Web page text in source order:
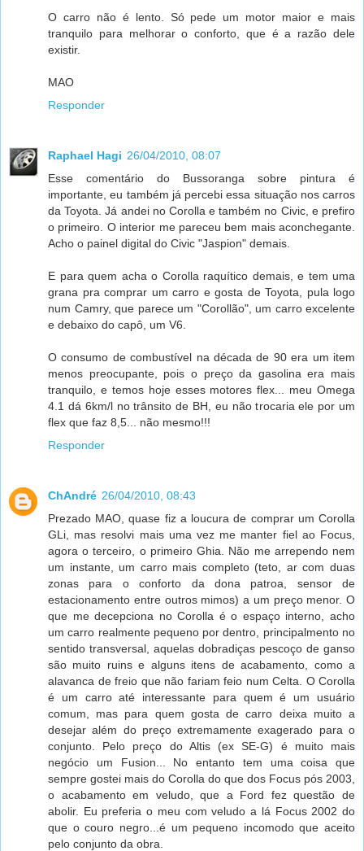
O carro não é lento. Só pede um motor maior e mais
tranquilo para melhorar o conforto, que é a razão dele
existir.
MAO
Responder
Raphael Hagi 26/04/2010, 08:07
Esse comentário do Bussoranga sobre pintura é
importante, eu também já percebi essa situação nos carros
da Toyota. Já andei no Corolla e também no Civic, e prefiro
o primeiro. O interior me pareceu bem mais aconchegante.
Acho o painel digital do Civic "Jaspion" demais.
E para quem acha o Corolla raquítico demais, e tem uma
grana pra comprar um carro e gosta de Toyota, pula logo
num Camry, que parece um "Corollão", um carro excelente
e debaixo do capô, um V6.
O consumo de combustível na década de 90 era um item
menos preocupante, pois o preço da gasolina era mais
tranquilo, e temos hoje esses motores flex... meu Omega
4.1 dá 6km/l no trânsito de BH, eu não trocaria ele por um
flex que faz 8,5... não mesmo!!!
Responder
ChAndré 26/04/2010, 08:43
Prezado MAO, quase fiz a loucura de comprar um Corolla
GLi, mas resolvi mais uma vez me manter fiel ao Focus,
agora o terceiro, o primeiro Ghia. Não me arrependo nem
um instante, um carro mais completo (teto, ar com duas
zonas para o conforto da dona patroa, sensor de
estacionamento entre outros mimos) a um preço menor. O
que me decepciona no Corolla é o espaço interno, acho
um carro realmente pequeno por dentro, principalmento no
sentido transversal, aquelas dobradiças pescoço de ganso
são muito ruins e alguns itens de acabamento, como a
alavanca de freio que não fariam feio num Celta. O Corolla
é um carro até interessante para quem é um usuário
comum, mas para quem gosta de carro deixa muito a
desejar além do preço extremamente exagerado para o
conjunto. Pelo preço do Altis (ex SE-G) é muito mais
negócio um Fusion... No entanto tem uma coisa que
sempre gostei mais do Corolla do que dos Focus pós 2003,
o acabamento em veludo, que a Ford fez questão de
abolir. Eu preferia o meu com veludo a lá Focus 2002 do
que o couro negro...é um pequeno incomodo que aceito
pelo conjunto da obra.